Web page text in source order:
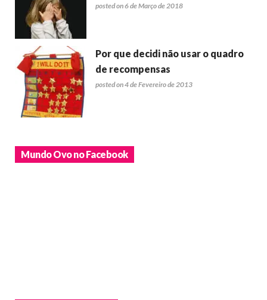
posted on 6 de Março de 2018
Por que decidi não usar o quadro
de recompensas
posted on 4 de Fevereiro de 2013
Mundo Ovo no Facebook